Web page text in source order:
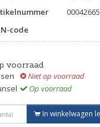
00042665
code
voorraad
Niet op voorraad
Op voorraad
In winkelwagen